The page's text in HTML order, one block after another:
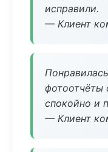
исправили.
— Клиент
фотоотчёты
спокойно и
— Клиент